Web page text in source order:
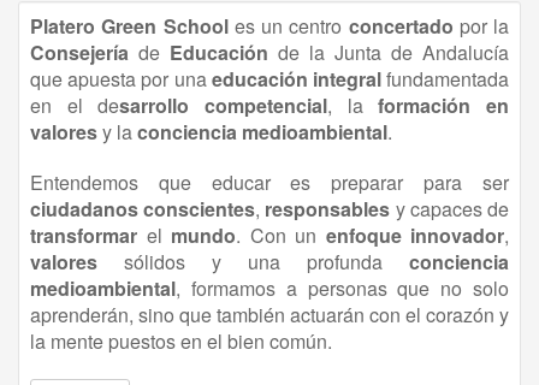
Platero Green Schooles un centro concertado por la
Consejería de Educación de la Junta de Andalucía
que apuesta por unaeducación integralfundamentada
en el desarrollo competencial, laformación en
valoresy laconciencia medioambiental.
Entendemos que educar es preparar para ser
ciudadanos conscientes, responsables y capaces de
transformar el mundo. Con un enfoque innovador,
valores sólidos y una profunda conciencia
medioambiental, formamos a personas que no solo
aprenderán, sino que también actuarán con el corazón y
la mente puestos en el bien común.